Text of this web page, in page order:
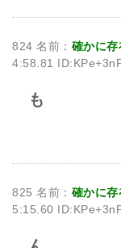
824 名前： 確かに存
4:58.81
も
825 名前： 確かに存
5:15.60